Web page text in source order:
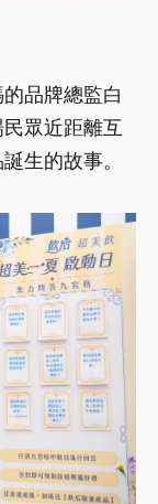
品牌總監白
眾近距離互
生的故事。